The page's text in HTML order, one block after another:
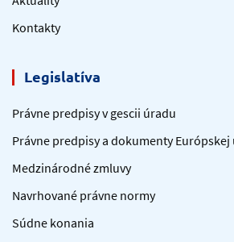
Kontakty
Legislatíva
Právne predpisy v gescii úradu
Právne predpisy a dokumenty Európskej
Medzinárodné zmluvy
Navrhované právne normy
Súdne konania